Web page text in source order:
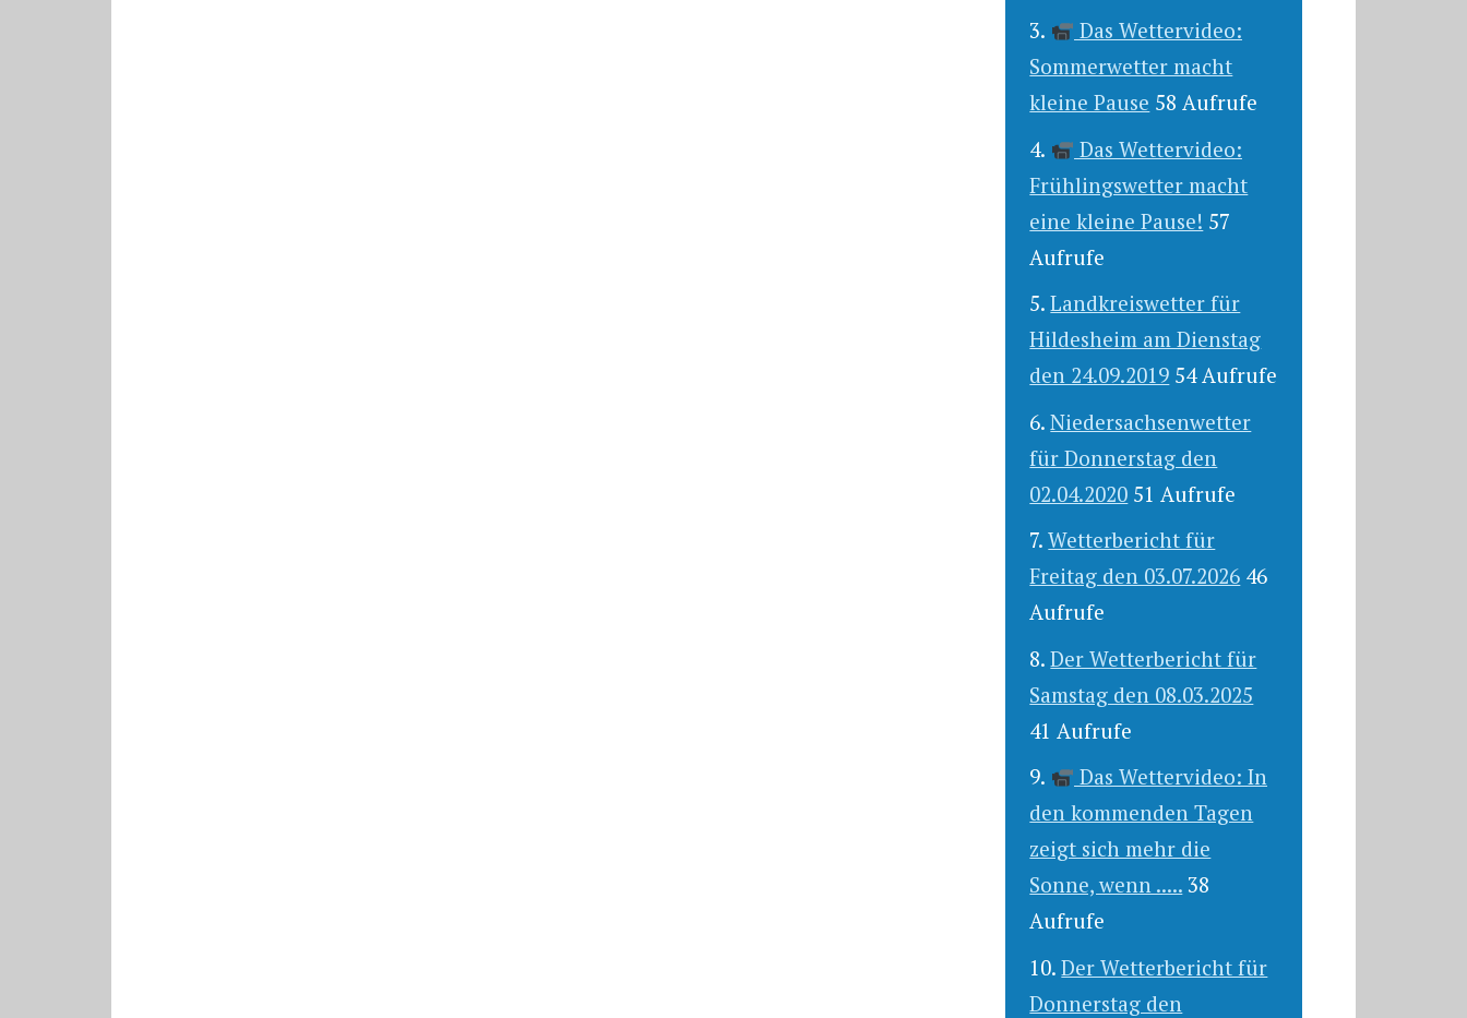
Das Wettervideo:
Sommerwetter macht
kleine Pause 58 Aufrufe
Das Wettervideo:
Frühlingswetter macht
eine kleine Pause! 57
Aufrufe
Landkreiswetter für
Hildesheim am Dienstag
den 24.09.2019 54 Aufrufe
Niedersachsenwetter
für Donnerstag den
02.04.2020 51 Aufrufe
Wetterbericht für
Freitag den 03.07.2026 46
Aufrufe
Der Wetterbericht für
Samstag den 08.03.2025
41 Aufrufe
Das Wettervideo: In
den kommenden Tagen
zeigt sich mehr die
Sonne, wenn ..... 38
Aufrufe
Der Wetterbericht für
Donnerstag den